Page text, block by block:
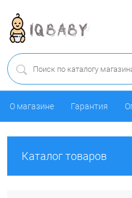
О магазине Гарантия
Каталог товаров